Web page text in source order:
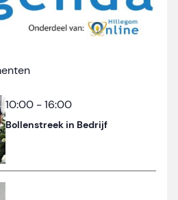
10:00 -16:00
Bollenstreek in Bedrijf